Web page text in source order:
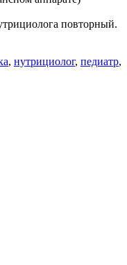
повторный.
, нутрициолог, педиатр,